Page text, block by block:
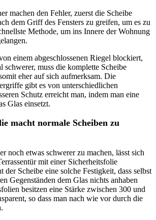
machen den Fehler, zuerst die Scheibe
dem Griff des Fensters zu greifen, um es zu
Methode, um ins Innere der Wohnung
einem abgeschlossenen Riegel blockiert,
schwerer, muss die komplette Scheibe
eher auf sich aufmerksam. Die
gibt es von unterschiedlichen
Schutz erreicht man, indem man eine
Glas einsetzt.
macht normale Scheiben zu
noch etwas schwerer zu machen, lässt sich
mit einer Sicherheitsfolie
der Scheibe eine solche Festigkeit, dass selbst
Gegenständen dem Glas nichts anhaben
besitzen eine Stärke zwischen 300 und
so dass man nach wie vor durch die